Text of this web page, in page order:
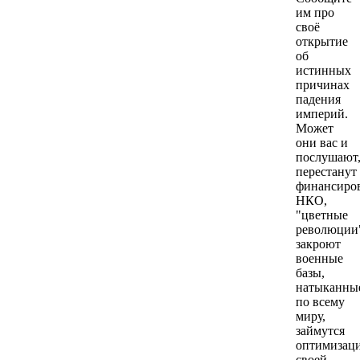
им про
своё
открытие
об
истинных
причинах
падения
империй.
Может
они вас и
послушают,
перестанут
НКО,
"цветные
закроют
военные
базы,
по всему
миру,
займутся